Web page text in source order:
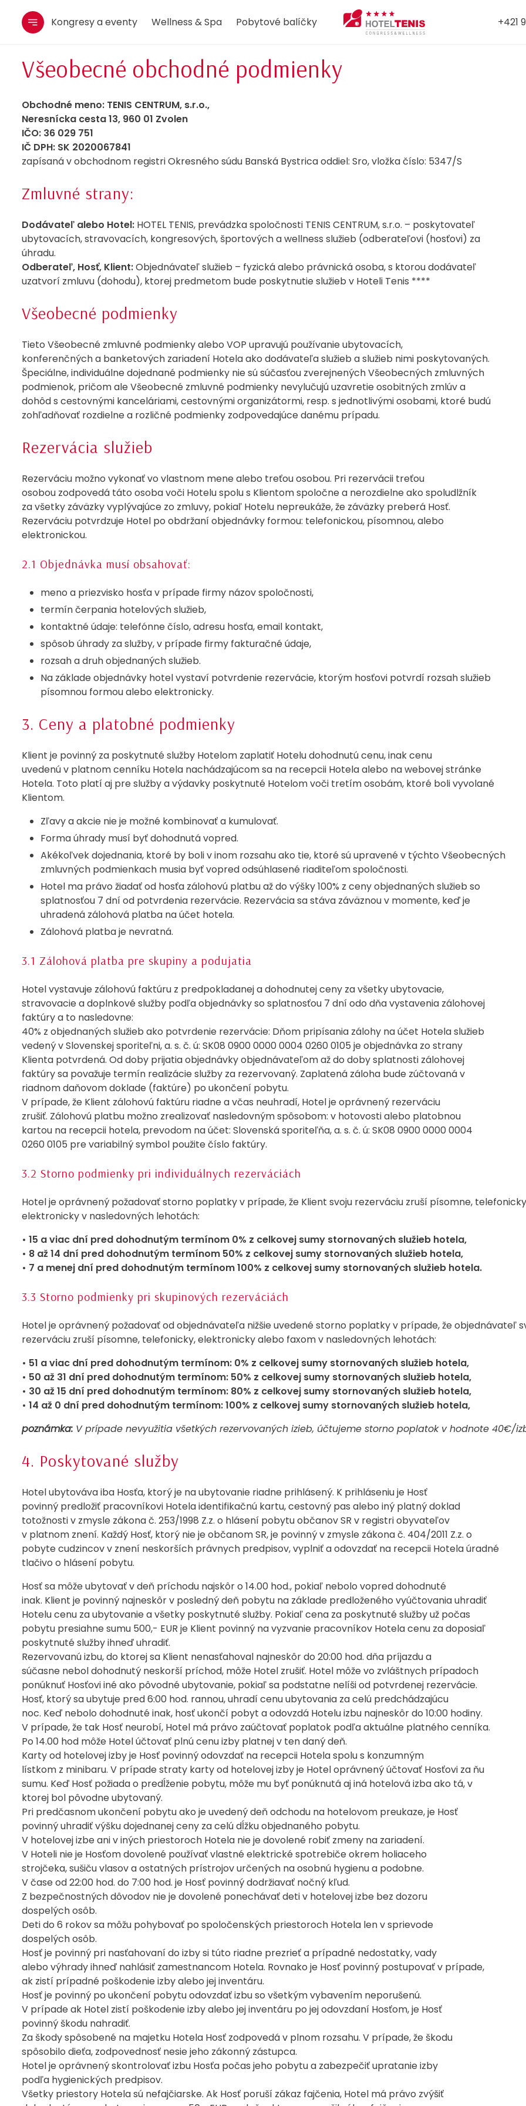
Kongresy a eventy Wellness & Spa Pobytové balíčky +421
Všeobecné obchodné podmienky
Obchodné meno: TENIS CENTRUM, s.r.o.,
Neresnícka cesta 13, 960 01 Zvolen
IČO: 36 029 751
IČ DPH: SK 2020067841
zapísaná v obchodnom registri Okresného súdu Banská Bystrica oddiel: Sro, vložka číslo: 5347/S
Zmluvné strany:
Dodávateľ alebo Hotel:HOTEL TENIS, prevádzka spoločnosti TENIS CENTRUM, s.r.o. – poskytovateľ
ubytovacích, stravovacích, kongresových, športových a wellness služieb (odberateľovi (hosťovi) za
úhradu.
Odberateľ, Hosť, Klient:Objednávateľ služieb – fyzická alebo právnická osoba, s ktorou dodávateľ
uzatvorí zmluvu (dohodu), ktorej predmetom bude poskytnutie služieb v Hoteli Tenis ****
Všeobecné podmienky
Tieto Všeobecné zmluvné podmienky alebo VOP upravujú používanie ubytovacích,
konferenčných a banketových zariadení Hotela ako dodávateľa služieb a služieb nimi poskytovaných.
Špeciálne, individuálne dojednané podmienky nie sú súčasťou zverejnených Všeobecných zmluvných
podmienok, pričom ale Všeobecné zmluvné podmienky nevylučujú uzavretie osobitných zmlúv a
dohôd s cestovnými kanceláriami, cestovnými organizátormi, resp. s jednotlivými osobami, ktoré budú
zohľadňovať rozdielne a rozličné podmienky zodpovedajúce danému prípadu.
Rezervácia služieb
Rezerváciu možno vykonať vo vlastnom mene alebo treťou osobou. Pri rezervácii treťou
osobou zodpovedá táto osoba voči Hotelu spolu s Klientom spoločne a nerozdielne ako spoludlžník
za všetky záväzky vyplývajúce zo zmluvy, pokiaľ Hotelu nepreukáže, že záväzky preberá Hosť.
Rezerváciu potvrdzuje Hotel po obdržaní objednávky formou: telefonickou, písomnou, alebo
elektronickou.
2.1 Objednávka musí obsahovať:
meno a priezvisko hosťa v prípade firmy názov spoločnosti,
termín čerpania hotelových služieb,
kontaktné údaje: telefónne číslo, adresu hosťa, email kontakt,
spôsob úhrady za služby, v prípade firmy fakturačné údaje,
rozsah a druh objednaných služieb.
Na základe objednávky hotel vystaví potvrdenie rezervácie, ktorým hosťovi potvrdí rozsah služieb
písomnou formou alebo elektronicky.
3. Ceny a platobné podmienky
Klient je povinný za poskytnuté služby Hotelom zaplatiť Hotelu dohodnutú cenu, inak cenu
uvedenú v platnom cenníku Hotela nachádzajúcom sa na recepcii Hotela alebo na webovej stránke
Hotela. Toto platí aj pre služby a výdavky poskytnuté Hotelom voči tretím osobám, ktoré boli vyvolané
Klientom.
Zľavy a akcie nie je možné kombinovať a kumulovať.
Forma úhrady musí byť dohodnutá vopred.
Akékoľvek dojednania, ktoré by boli v inom rozsahu ako tie, ktoré sú upravené v týchto Všeobecných
zmluvných podmienkach musia byť vopred odsúhlasené riaditeľom spoločnosti.
Hotel ma právo žiadať od hosťa zálohovú platbu až do výšky 100% z ceny objednaných služieb so
splatnosťou 7 dní od potvrdenia rezervácie. Rezervácia sa stáva záväznou v momente, keď je
uhradená zálohová platba na účet hotela.
Zálohová platba je nevratná.
3.1 Zálohová platba pre skupiny a podujatia
Hotel vystavuje zálohovú faktúru z predpokladanej a dohodnutej ceny za všetky ubytovacie,
stravovacie a doplnkové služby podľa objednávky so splatnosťou 7 dní odo dňa vystavenia zálohovej
faktúry a to nasledovne:
40% z objednaných služieb ako potvrdenie rezervácie: Dňom pripísania zálohy na účet Hotela služieb
vedený v Slovenskej sporiteľni, a. s. č. ú: SK08 0900 0000 0004 0260 0105 je objednávka zo strany
Klienta potvrdená. Od doby prijatia objednávky objednávateľom až do doby splatnosti zálohovej
faktúry sa považuje termín realizácie služby za rezervovaný. Zaplatená záloha bude zúčtovaná v
riadnom daňovom doklade (faktúre) po ukončení pobytu.
V prípade, že Klient zálohovú faktúru riadne a včas neuhradí, Hotel je oprávnený rezerváciu
zrušiť. Zálohovú platbu možno zrealizovať nasledovným spôsobom: v hotovosti alebo platobnou
kartou na recepcii hotela, prevodom na účet: Slovenská sporiteľňa, a. s. č. ú: SK08 0900 0000 0004
0260 0105 pre variabilný symbol použite číslo faktúry.
3.2 Storno podmienky pri individuálnych rezerváciách
Hotel je oprávnený požadovať storno poplatky v prípade, že Klient svoju rezerváciu zruší písomne,
elektronicky v nasledovných lehotách:
• 15 a viac dní pred dohodnutým termínom 0% z celkovej sumy stornovaných služieb hotela,
• 8 až 14 dní pred dohodnutým termínom 50% z celkovej sumy stornovaných služieb hotela,
• 7 a menej dní pred dohodnutým termínom 100% z celkovej sumy stornovaných služieb hotela.
3.3 Storno podmienky pri skupinových rezerváciách
Hotel je oprávnený požadovať od objednávateľa nižšie uvedené storno poplatky v prípade, že objednávateľ
rezerváciu zruší písomne, telefonicky, elektronicky alebo faxom v nasledovných lehotách:
• 51 a viac dní pred dohodnutým termínom: 0% z celkovej sumy stornovaných služieb hotela,
• 50 až 31 dní pred dohodnutým termínom: 50% z celkovej sumy stornovaných služieb hotela,
• 30 až 15 dní pred dohodnutým termínom: 80% z celkovej sumy stornovaných služieb hotela,
• 14 až 0 dní pred dohodnutým termínom: 100% z celkovej sumy stornovaných služieb hotela,
poznámka:V prípade nevyužitia všetkých rezervovaných izieb, účtujeme storno poplatok v hodnote 40€/
4. Poskytované služby
Hotel ubytováva iba Hosťa, ktorý je na ubytovanie riadne prihlásený. K prihláseniu je Hosť
povinný predložiť pracovníkovi Hotela identifikačnú kartu, cestovný pas alebo iný platný doklad
totožnosti v zmysle zákona č. 253/1998 Z.z. o hlásení pobytu občanov SR v registri obyvateľov
v platnom znení. Každý Hosť, ktorý nie je občanom SR, je povinný v zmysle zákona č. 404/2011 Z.z. o
pobyte cudzincov v znení neskorších právnych predpisov, vyplniť a odovzdať na recepcii Hotela úradné
tlačivo o hlásení pobytu.
Hosť sa môže ubytovať v deň príchodu najskôr o 14.00 hod., pokiaľ nebolo vopred dohodnuté
inak. Klient je povinný najneskôr v posledný deň pobytu na základe predloženého vyúčtovania uhradiť
Hotelu cenu za ubytovanie a všetky poskytnuté služby. Pokiaľ cena za poskytnuté služby už počas
pobytu presiahne sumu 500,- EUR je Klient povinný na vyzvanie pracovníkov Hotela cenu za doposiaľ
poskytnuté služby ihneď uhradiť.
Rezervovanú izbu, do ktorej sa Klient nenasťahoval najneskôr do 20:00 hod. dňa príjazdu a
súčasne nebol dohodnutý neskorší príchod, môže Hotel zrušiť. Hotel môže vo zvláštnych prípadoch
ponúknuť Hosťovi iné ako pôvodné ubytovanie, pokiaľ sa podstatne nelíši od potvrdenej rezervácie.
Hosť, ktorý sa ubytuje pred 6:00 hod. rannou, uhradí cenu ubytovania za celú predchádzajúcu
noc. Keď nebolo dohodnuté inak, hosť ukončí pobyt a odovzdá Hotelu izbu najneskôr do 10:00 hodiny.
V prípade, že tak Hosť neurobí, Hotel má právo zaúčtovať poplatok podľa aktuálne platného cenníka.
Po 14.00 hod môže Hotel účtovať plnú cenu izby platnej v ten daný deň.
Karty od hotelovej izby je Hosť povinný odovzdať na recepcii Hotela spolu s konzumným
lístkom z minibaru. V prípade straty karty od hotelovej izby je Hotel oprávnený účtovať Hosťovi za ňu
sumu. Keď Hosť požiada o predĺženie pobytu, môže mu byť ponúknutá aj iná hotelová izba ako tá, v
ktorej bol pôvodne ubytovaný.
Pri predčasnom ukončení pobytu ako je uvedený deň odchodu na hotelovom preukaze, je Hosť
povinný uhradiť výšku dojednanej ceny za celú dĺžku objednaného pobytu.
V hotelovej izbe ani v iných priestoroch Hotela nie je dovolené robiť zmeny na zariadení.
V Hoteli nie je Hosťom dovolené používať vlastné elektrické spotrebiče okrem holiaceho
strojčeka, sušiču vlasov a ostatných prístrojov určených na osobnú hygienu a podobne.
V čase od 22:00 hod. do 7:00 hod. je Hosť povinný dodržiavať nočný kľud.
Z bezpečnostných dôvodov nie je dovolené ponechávať deti v hotelovej izbe bez dozoru
dospelých osôb.
Deti do 6 rokov sa môžu pohybovať po spoločenských priestoroch Hotela len v sprievode
dospelých osôb.
Hosť je povinný pri nasťahovaní do izby si túto riadne prezrieť a prípadné nedostatky, vady
alebo výhrady ihneď nahlásiť zamestnancom Hotela. Rovnako je Hosť povinný postupovať v prípade,
ak zistí prípadné poškodenie izby alebo jej inventáru.
Hosť je povinný po ukončení pobytu odovzdať izbu so všetkým vybavením neporušenú.
V prípade ak Hotel zistí poškodenie izby alebo jej inventáru po jej odovzdaní Hosťom, je Hosť
povinný škodu nahradiť.
Za škody spôsobené na majetku Hotela Hosť zodpovedá v plnom rozsahu. V prípade, že škodu
spôsobilo dieťa, zodpovednosť nesie jeho zákonný zástupca.
Hotel je oprávnený skontrolovať izbu Hosťa počas jeho pobytu a zabezpečiť upratanie izby
podľa hygienických predpisov.
Všetky priestory Hotela sú nefajčiarske. Ak Hosť poruší zákaz fajčenia, Hotel má právo zvýšiť